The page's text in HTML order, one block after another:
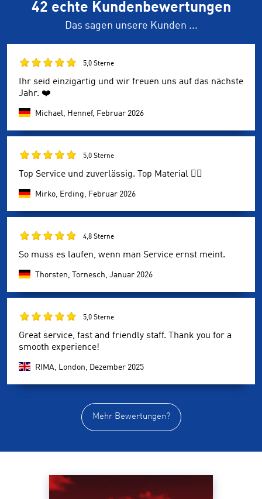
42 echte Kundenbewertungen
Das sagen unsere Kunden ...
5,0 Sterne
Ihr seid einzigartig und wir freuen uns auf das nächste
Jahr. ❤️
Michael, Hennef, Februar 2026
5,0 Sterne
Top Service und zuverlässig. Top Material 👍🏼
Mirko, Erding, Februar 2026
4,8 Sterne
So muss es laufen, wenn man Service ernst meint.
Thorsten, Tornesch, Januar 2026
5,0 Sterne
Great service, fast and friendly staff. Thank you for a
smooth experience!
RIMA, London, Dezember 2025
Mehr Bewertungen?